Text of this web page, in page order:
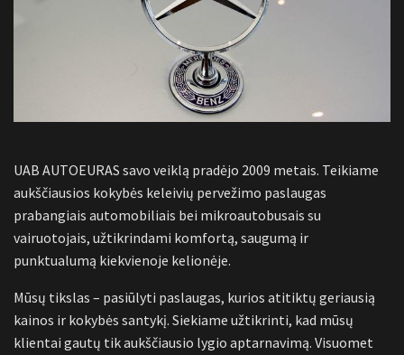
UAB AUTOEURAS savo veiklą pradėjo 2009 metais. Teikiame
aukščiausios kokybės keleivių pervežimo paslaugas
prabangiais automobiliais bei mikroautobusais su
vairuotojais, užtikrindami komfortą, saugumą ir
punktualumą kiekvienoje kelionėje.
Mūsų tikslas – pasiūlyti paslaugas, kurios atitiktų geriausią
kainos ir kokybės santykį. Siekiame užtikrinti, kad mūsų
klientai gautų tik aukščiausio lygio aptarnavimą. Visuomet